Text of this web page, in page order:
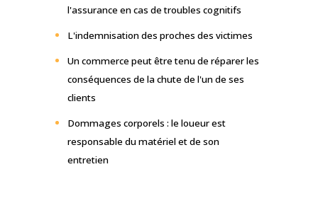
l'assurance en cas de troubles cognitifs
L'indemnisation des proches des victimes
Un commerce peut être tenu de réparer les
conséquences de la chute de l'un de ses
clients
Dommages corporels : le loueur est
responsable du matériel et de son
entretien